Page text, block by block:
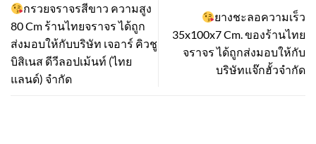
กรวยจราจรสีขาว ความสูง
80 Cm ร้านไทยจราจร ได้ถูก
ส่งมอบให้กับบริษัท เจอาร์ คิวชู
บิสิเนส ดีวีลอปเม้นท์ (ไทย
แลนด์) จำกัด
ยางชะลอความเร็ว
35x100x7 Cm. ของร้านไทย
จราจร ได้ถูกส่งมอบให้กับ
บริษัทแจ๊กฮั้วจำกัด